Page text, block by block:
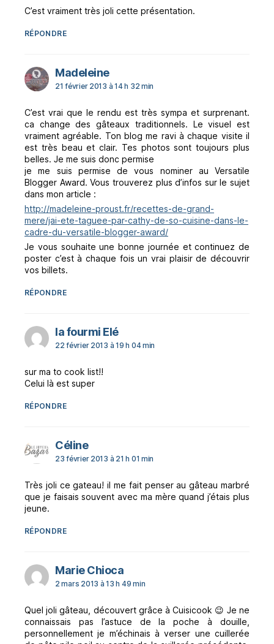
C’est vraiment très joli cette présentation.
RÉPONDRE
Madeleinedit :
21 février 2013 à 14 h 32 min
C’est vrai que le rendu est très sympa et surprenant.
ca change des gâteaux traditionnels. Le visuel est
vraiment agréable. Ton blog me ravi à chaque visite il
est très beau et clair. Tes photos sont toujours plus
belles. Je me suis donc permise
je me suis permise de vous nominer au Versatile
Blogger Award. Vous trouverez plus d’infos sur le sujet
dans mon article :
http://madeleine-proust.fr/recettes-de-grand-
mere/jai-ete-taguee-par-cathy-de-so-cuisine-dans-le-
cadre-du-versatile-blogger-award/
Je vous souhaite une bonne journée et continuez de
poster c’est à chaque fois un vrai plaisir de découvrir
vos billets.
RÉPONDRE
la fourmi Elédit :
22 février 2013 à 19 h 04 min
sur ma to cook list!!
Celui là est super
RÉPONDRE
Célinedit :
23 février 2013 à 21 h 01 min
Très joli ce gateau! il me fait penser au gâteau marbré
que je faisais souvent avec ma mère quand j’étais plus
jeune.
RÉPONDRE
Marie Chiocadit :
2 mars 2013 à 13 h 49 min
Quel joli gâteau, découvert grâce à Cuisicook 😉 Je ne
connaissais pas l’astuce de la poche à douille,
personnellement je m’échinais à verser une cuillerée